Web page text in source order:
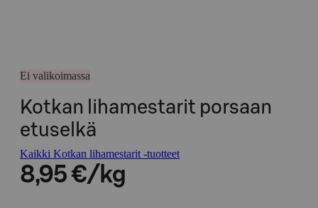
Ei valikoimassa
Kotkan lihamestarit porsaan
etuselkä
Kaikki Kotkan lihamestarit -tuotteet
8,95 €/kg